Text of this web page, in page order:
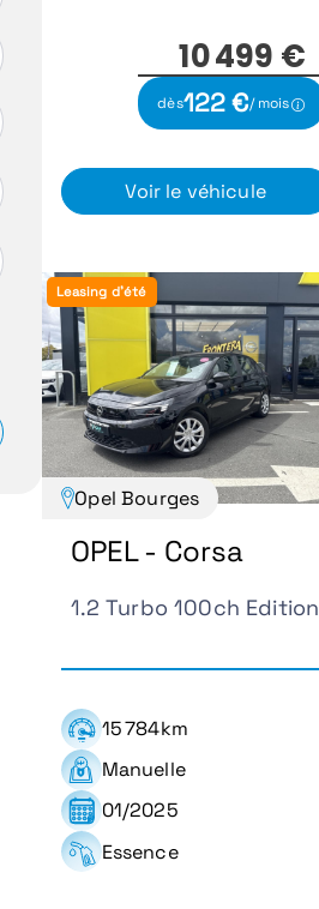
10 499 €
dès122 €/ mois
Voir le véhicule
Leasing d'été
Opel Bourges
OPEL - Corsa
1.2 Turbo 100ch Edition
15 784km
Manuelle
01/2025
Essence